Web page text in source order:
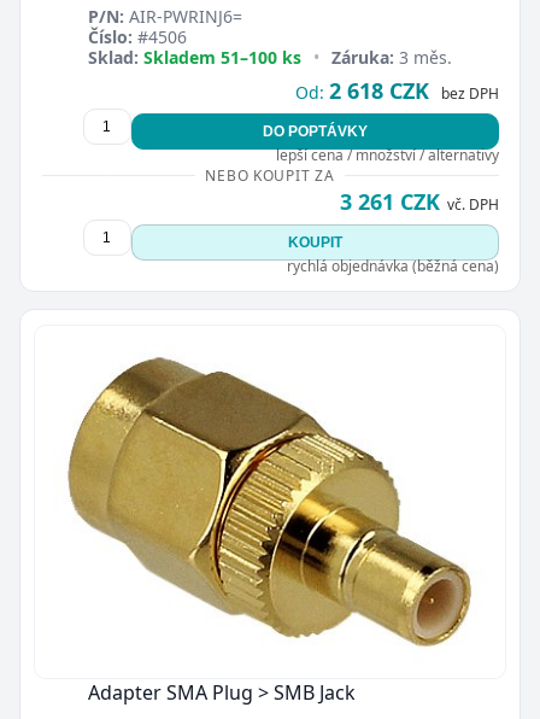
P/N: AIR-PWRINJ6=
Číslo: #4506
Sklad: Skladem 51–100 ks • Záruka: 3 měs.
Od: 2 618 CZK bez DPH
DO POPTÁVKY
lepší cena / množství / alternativy
NEBO KOUPIT ZA
3 261 CZK vč. DPH
KOUPIT
rychlá objednávka (běžná cena)
Adapter SMA Plug > SMB Jack